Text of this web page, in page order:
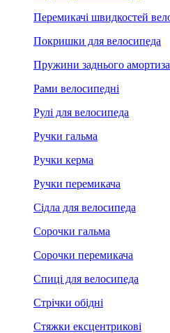
Перемикачі швидкостей
Покришки для велосипеда
Пружини заднього
Рами велосипедні
Рулі для велосипеда
Ручки гальма
Ручки керма
Ручки перемикача
Сідла для велосипеда
Сорочки гальма
Сорочки перемикача
Спиці для велосипеда
Стрічки обідні
Стяжки ексцентрикові